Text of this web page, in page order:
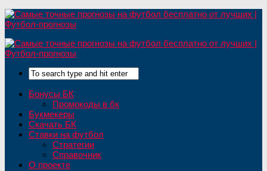
Бонусы БК
Промокоды в бк
Букмекеры
Скачать БК
Ставки на футбол
Стратегии
Справочник
О проекте